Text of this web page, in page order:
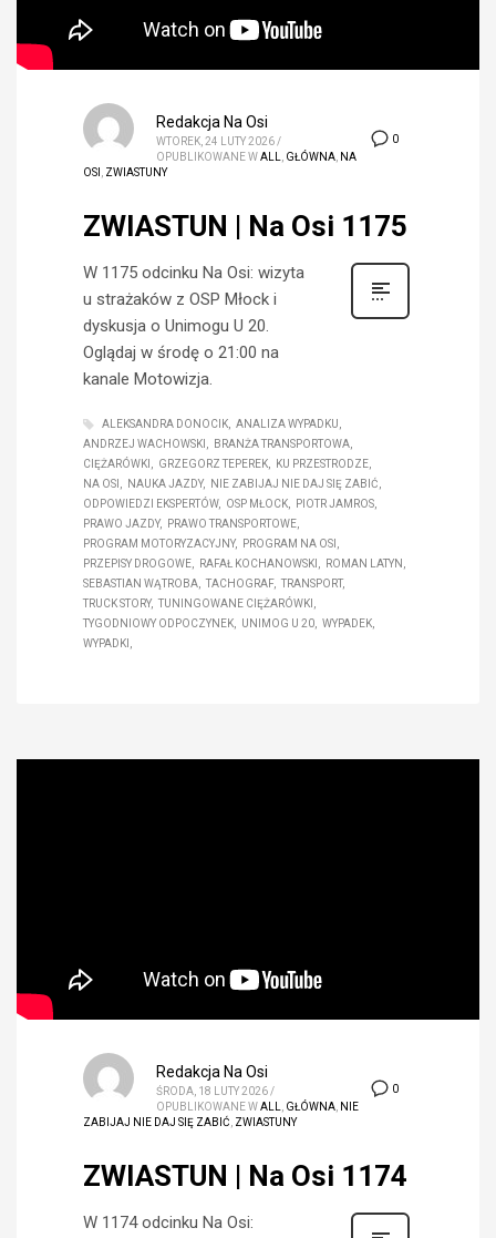
0
Redakcja Na Osi
WTOREK, 24 LUTY 2026 /
OPUBLIKOWANE WALL GŁÓWNA NA
OSI
ZWIASTUNY
ZWIASTUN | Na Osi 1175
W 1175 odcinku Na Osi: wizyta
u strażaków z OSP Młock i
dyskusja o Unimogu U 20.
Oglądaj w środę o 21:00 na
kanale Motowizja.
ALEKSANDRA DONOCIK
ANALIZA WYPADKU
ANDRZEJ WACHOWSKI
BRANŻA TRANSPORTOWA
CIĘŻARÓWKI
GRZEGORZ TEPEREK
KU PRZESTRODZE
NA OSI
NAUKA JAZDY
NIE ZABIJAJ NIE DAJ SIĘ ZABIĆ
ODPOWIEDZI EKSPERTÓW
OSP MŁOCK
PIOTR JAMROS
PRAWO JAZDY
PRAWO TRANSPORTOWE
PROGRAM MOTORYZACYJNY
PROGRAM NA OSI
PRZEPISY DROGOWE
RAFAŁ KOCHANOWSKI
ROMAN LATYN
SEBASTIAN WĄTROBA
TACHOGRAF
TRANSPORT
TRUCK STORY
TUNINGOWANE CIĘŻARÓWKI
TYGODNIOWY ODPOCZYNEK
UNIMOG U 20
WYPADEK
WYPADKI
0
Redakcja Na Osi
ŚRODA, 18 LUTY 2026 /
OPUBLIKOWANE WALL GŁÓWNA NIE
ZABIJAJ NIE DAJ SIĘ ZABIĆ ZWIASTUNY
ZWIASTUN | Na Osi 1174
W 1174 odcinku Na Osi: